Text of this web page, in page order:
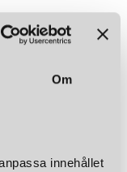
Om
innehållet